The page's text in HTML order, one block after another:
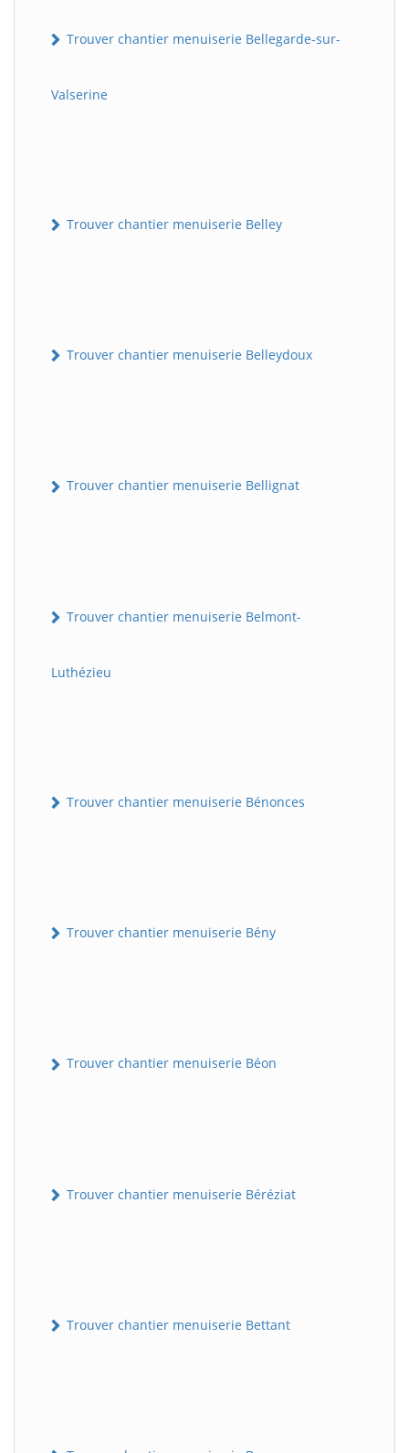
Trouver chantier menuiserie Bellegarde-sur-
Valserine
Trouver chantier menuiserie Belley
Trouver chantier menuiserie Belleydoux
Trouver chantier menuiserie Bellignat
Trouver chantier menuiserie Belmont-
Luthézieu
Trouver chantier menuiserie Bénonces
Trouver chantier menuiserie Bény
Trouver chantier menuiserie Béon
Trouver chantier menuiserie Béréziat
Trouver chantier menuiserie Bettant